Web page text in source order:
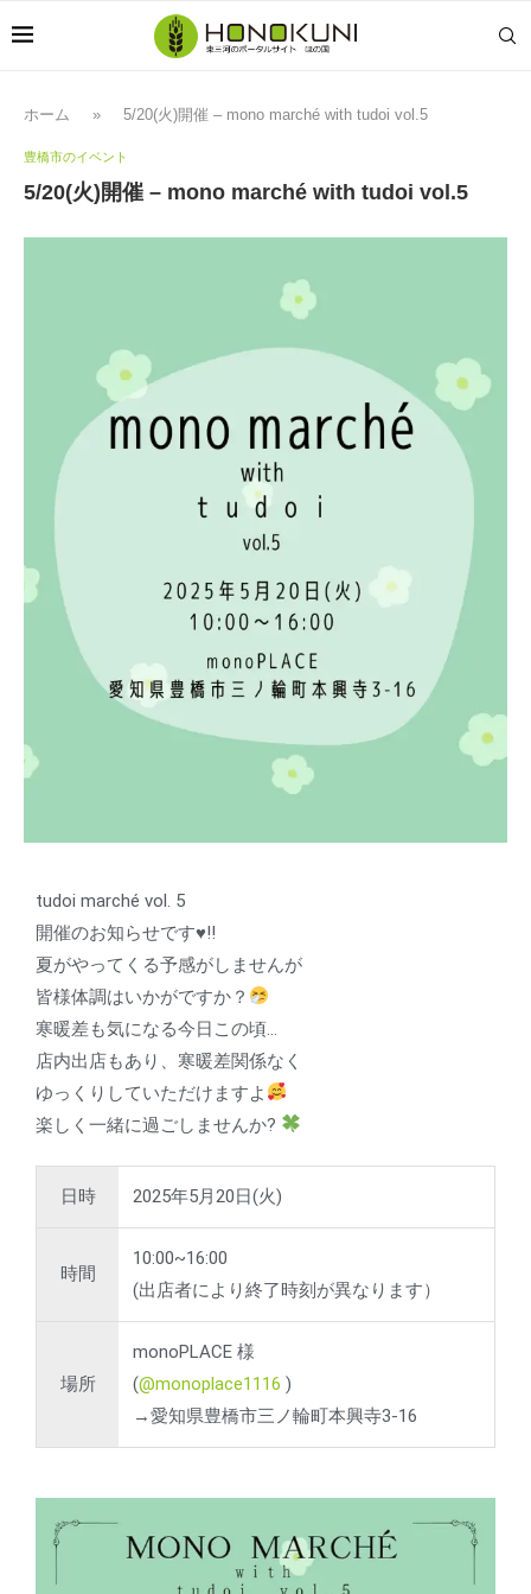
ホーム » 5/20(火)開催 – mono marché with tudoi vol.5
豊橋市のイベント
5/20(火)開催 – mono marché with tudoi vol.5
tudoi marché vol. 5
開催のお知らせです♥!!
夏がやってくる予感がしませんが
皆様体調はいかがですか？
寒暖差も気になる今日この頃…
店内出店もあり、寒暖差関係なく
ゆっくりしていただけますよ
楽しく一緒に過ごしませんか?
日時 2025年5月20日(火)
時間
10:00~16:00
(出店者により終了時刻が異なります）
場所
monoPLACE 様
(@monoplace1116 )
→愛知県豊橋市三ノ輪町本興寺3-16